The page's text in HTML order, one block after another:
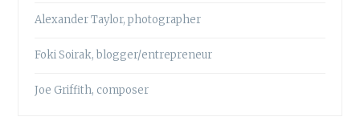
Alexander Taylor, photographer
Foki Soirak, blogger/entrepreneur
Joe Griffith, composer